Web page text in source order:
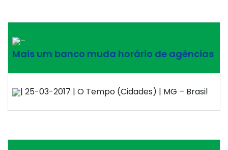
–
Mais um banco muda horário de agências
| 25-03-2017 | O Tempo (Cidades) | MG – Brasil